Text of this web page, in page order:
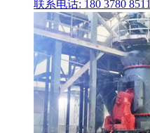
联系电话: 180 3780 8511